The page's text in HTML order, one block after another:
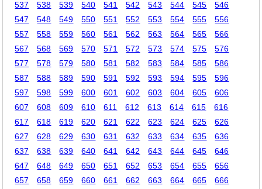
537
538 539 540 541 542 543 544 545
546
547
548 549 550 551 552 553 554 555
556
557
558 559 560 561 562 563 564 565
566
567
568 569 570 571 572 573 574 575
576
577
578 579 580 581 582 583 584 585
586
587
588 589 590 591 592 593 594 595
596
597
598 599 600 601 602 603 604 605
606
607
608 609 610 611 612 613 614 615
616
617
618 619 620 621 622 623 624 625
626
627
628 629 630 631 632 633 634 635
636
637
638 639 640 641 642 643 644 645
646
647
648 649 650 651 652 653 654 655
656
657
658 659 660 661 662 663 664 665
666